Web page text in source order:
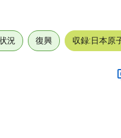
況 復興 収録:日本原